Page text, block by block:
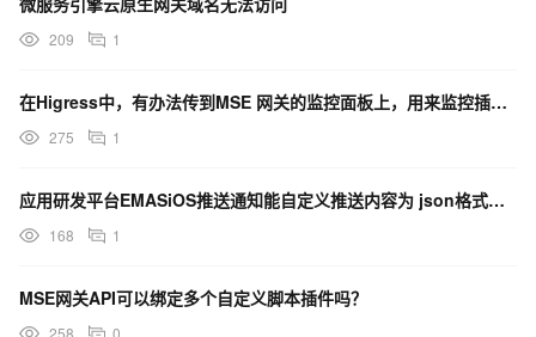
209 1
在Higress中，有办法传到MSE 网关的监控面板上，用来监控插件的状态么 ？
275 1
应用研发平台EMASiOS推送通知能自定义推送内容为 json格式吗 ？
168 1
MSE网关API可以绑定多个自定义脚本插件吗？
258 0